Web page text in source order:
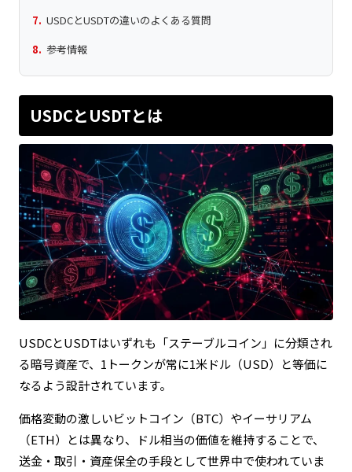
USDCとUSDTの違いのよくある質問
参考情報
USDCとUSDTとは
USDCとUSDTはいずれも「ステーブルコイン」に分類され
る暗号資産で、1トークンが常に1米ドル（USD）と等価に
なるよう設計されています。
価格変動の激しいビットコイン（BTC）やイーサリアム
（ETH）とは異なり、ドル相当の価値を維持することで、
送金・取引・資産保全の手段として世界中で使われていま